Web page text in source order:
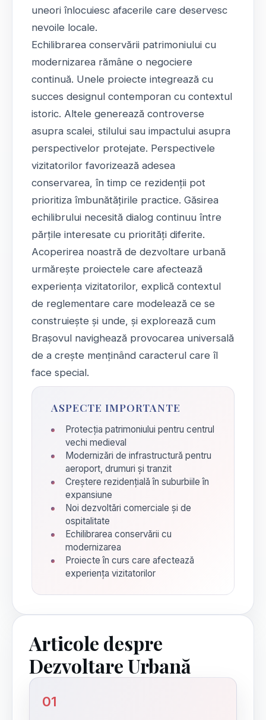
uneori înlocuiesc afacerile care deservesc
nevoile locale.
Echilibrarea conservării patrimoniului cu
modernizarea rămâne o negociere
continuă. Unele proiecte integrează cu
succes designul contemporan cu contextul
istoric. Altele generează controverse
asupra scalei, stilului sau impactului asupra
perspectivelor protejate. Perspectivele
vizitatorilor favorizează adesea
conservarea, în timp ce rezidenții pot
prioritiza îmbunătățirile practice. Găsirea
echilibrului necesită dialog continuu între
părțile interesate cu priorități diferite.
Acoperirea noastră de dezvoltare urbană
urmărește proiectele care afectează
experiența vizitatorilor, explică contextul
de reglementare care modelează ce se
construiește și unde, și explorează cum
Brașovul navighează provocarea universală
de a crește menținând caracterul care îl
face special.
ASPECTE IMPORTANTE
Protecția patrimoniului pentru centrul
vechi medieval
Modernizări de infrastructură pentru
aeroport, drumuri și tranzit
Creștere rezidențială în suburbiile în
expansiune
Noi dezvoltări comerciale și de
ospitalitate
Echilibrarea conservării cu
modernizarea
Proiecte în curs care afectează
experiența vizitatorilor
Articole despre
Dezvoltare Urbană
01